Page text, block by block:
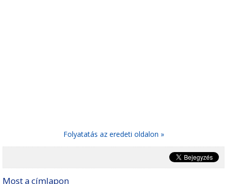
Folyatatás az eredeti oldalon »
Most a címlapon